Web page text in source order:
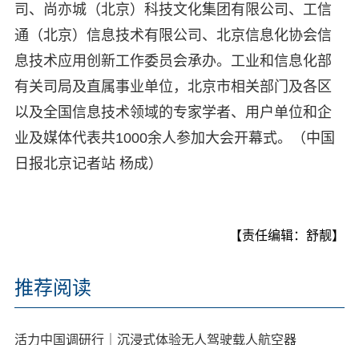
司、尚亦城（北京）科技文化集团有限公司、工信
通（北京）信息技术有限公司、北京信息化协会信
息技术应用创新工作委员会承办。工业和信息化部
有关司局及直属事业单位，北京市相关部门及各区
以及全国信息技术领域的专家学者、用户单位和企
业及媒体代表共1000余人参加大会开幕式。（中国
日报北京记者站 杨成）
【责任编辑：舒靓】
推荐阅读
活力中国调研行｜沉浸式体验无人驾驶载人航空器